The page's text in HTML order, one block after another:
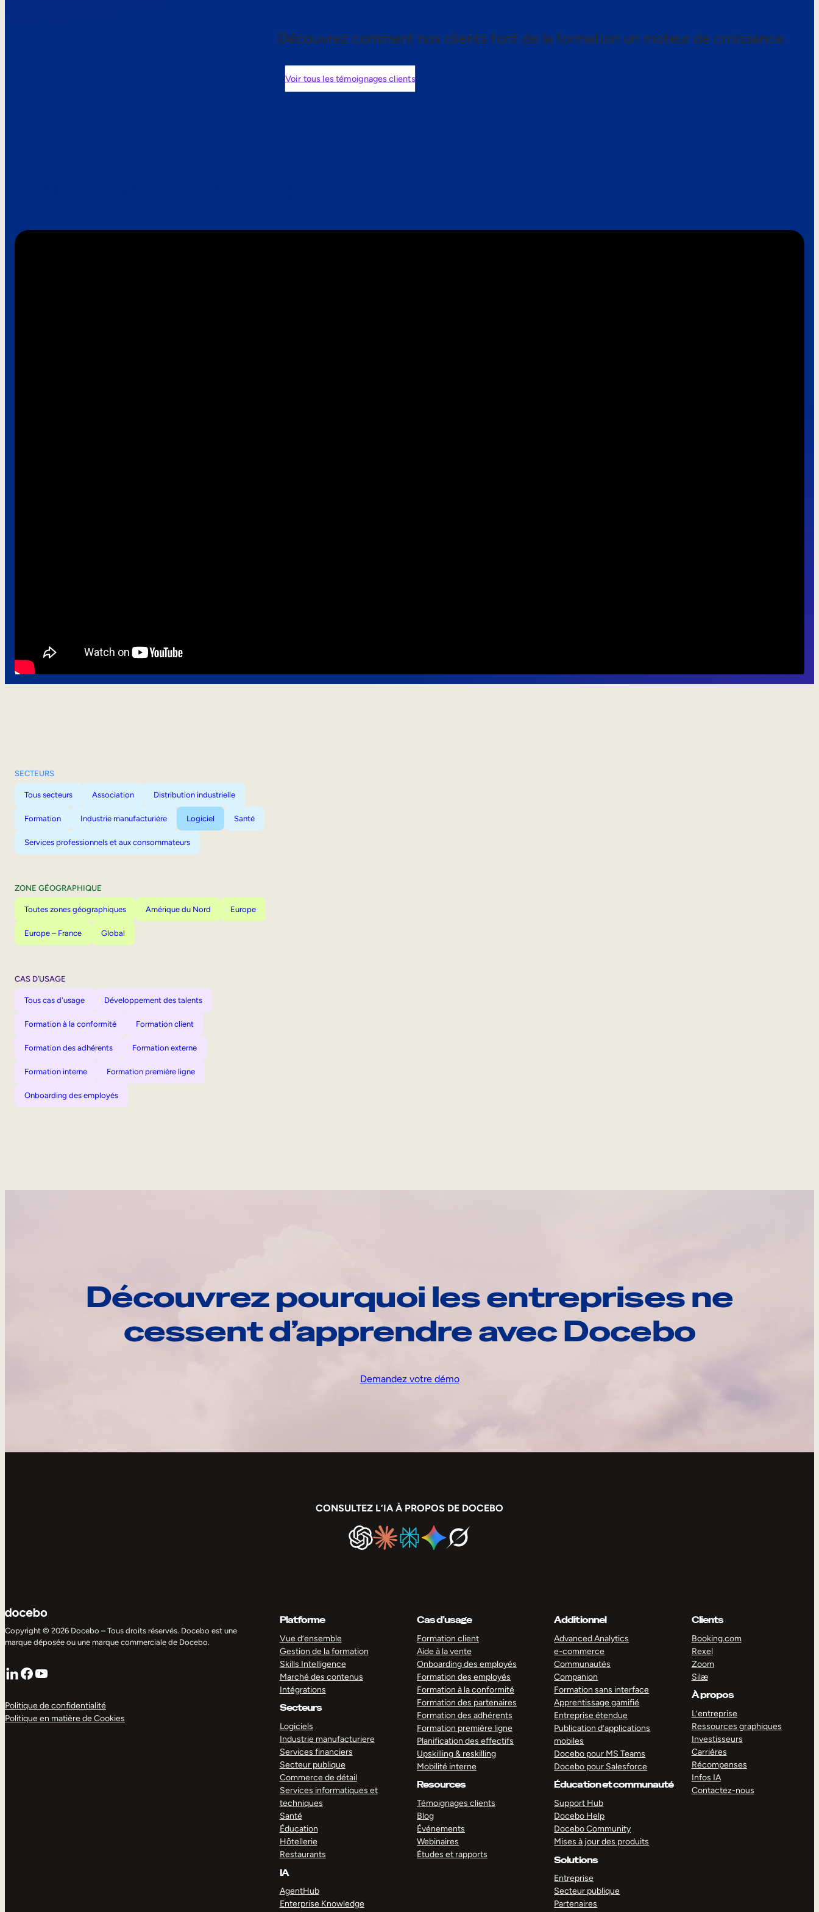
Découvrez comment nos clients font de la formation un moteur de croissance.
Voir tous les témoignages clients
SECTEURS
Tous secteurs Association Distribution industrielle
Formation Industrie manufacturière Logiciel Santé
Services professionnels et aux consommateurs
ZONE GÉOGRAPHIQUE
Toutes zones géographiques Amérique du Nord Europe
Europe – France Global
CAS D’USAGE
Tous cas d'usage Développement des talents
Formation à la conformité Formation client
Formation des adhérents Formation externe
Formation interne Formation première ligne
Onboarding des employés
Découvrez pourquoi les entreprises ne
cessent d’apprendre avec Docebo
Demandez votre démo
CONSULTEZ L’IA À PROPOS DE DOCEBO
Copyright © 2026 Docebo – Tous droits réservés. Docebo est une
marque déposée ou une marque commerciale de Docebo.
LinkedIn
Facebook
YouTube
Politique de confidentialité
Politique en matière de Cookies
Platforme
Vue d’ensemble
Gestion de la formation
Skills Intelligence
Marché des contenus
Intégrations
Secteurs
Logiciels
Industrie manufacturiere
Services financiers
Secteur publique
Commerce de détail
Services informatiques et
techniques
Santé
Éducation
Hôtellerie
Restaurants
IA
AgentHub
Enterprise Knowledge
Cas d’usage
Formation client
Aide à la vente
Onboarding des employés
Formation des employés
Formation à la conformité
Formation des partenaires
Formation des adhérents
Formation première ligne
Planification des effectifs
Upskilling & reskilling
Mobilité interne
Resources
Témoignages clients
Blog
Événements
Webinaires
Études et rapports
Additionnel
Advanced Analytics
e-commerce
Communautés
Companion
Formation sans interface
Apprentissage gamifié
Entreprise étendue
Publication d’applications
mobiles
Docebo pour MS Teams
Docebo pour Salesforce
Éducation et communauté
Support Hub
Docebo Help
Docebo Community
Mises à jour des produits
Solutions
Entreprise
Secteur publique
Partenaires
Clients
Booking.com
Rexel
Zoom
Silæ
À propos
L’entreprise
Ressources graphiques
Investisseurs
Carrières
Récompenses
Infos IA
Contactez-nous